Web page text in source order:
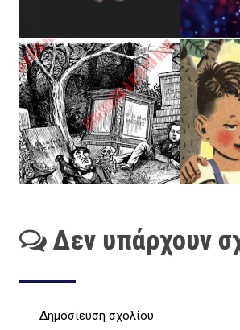
Δεν υπάρχουν
Δημοσίευση σχολίου